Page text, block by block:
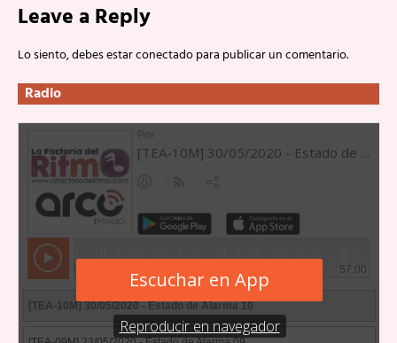
Leave a Reply
Lo siento, debes estarconectadopara publicar un comentario.
Radio